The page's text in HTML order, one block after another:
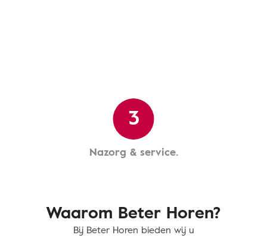
3
Nazorg & service.
Waarom Beter Horen?
Bij Beter Horen bieden wij u